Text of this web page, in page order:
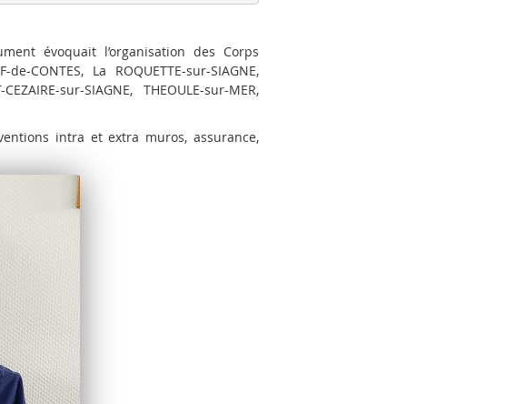
évoquait l’organisation des Corps
de-CONTES, La ROQUETTE-sur-SIAGNE,
sur-SIAGNE, THEOULE-sur-MER,
intra et extra muros, assurance,